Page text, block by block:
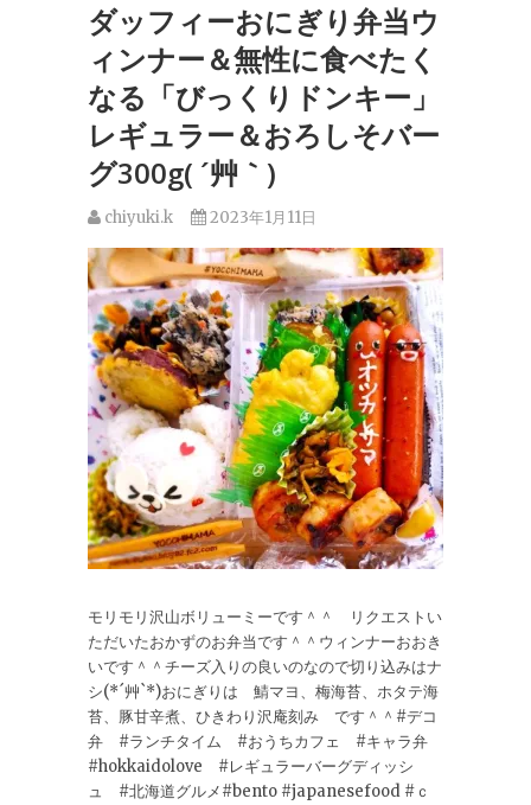
ダッフィーおにぎり弁当ウ
ィンナー＆無性に食べたく
なる「びっくりドンキー」
レギュラー＆おろしそバー
グ300g( ´艸｀)
chiyuki.k 2023年1月11日
モリモリ沢山ボリューミーです＾＾ リクエストい
ただいたおかずのお弁当です＾＾ウィンナーおおき
いです＾＾チーズ入りの良いのなので切り込みはナ
シ(*´艸`*)おにぎりは 鯖マヨ、梅海苔、ホタテ海
苔、豚甘辛煮、ひきわり沢庵刻み です＾＾#デコ
弁 #ランチタイム #おうちカフェ #キャラ弁
#hokkaidolove #レギュラーバーグディッシ
ュ #北海道グルメ#bento #japanesefood #ｃ